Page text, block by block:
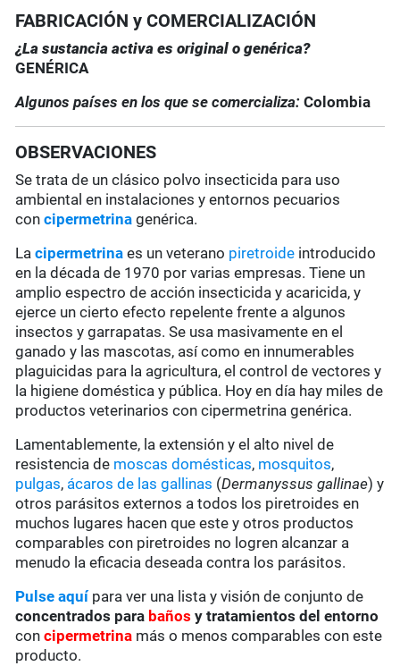
FABRICACIÓN y COMERCIALIZACIÓN
¿La sustancia activa es original o genérica?
GENÉRICA
Algunos países en los que se comercializa:Colombia
OBSERVACIONES
Se trata de un clásico polvo insecticida para uso
ambiental en instalaciones y entornos pecuarios
concipermetrina genérica.
Lacipermetrina es un veterano piretroide introducido
en la década de 1970 por varias empresas. Tiene un
amplio espectro de acción insecticida y acaricida, y
ejerce un cierto efecto repelente frente a algunos
insectos y garrapatas. Se usa masivamente en el
ganado y las mascotas, así como en innumerables
plaguicidas para la agricultura, el control de vectores y
la higiene doméstica y pública. Hoy en día hay miles de
productos veterinarios con cipermetrina genérica.
Lamentablemente, la extensión y el alto nivel de
resistencia de moscas domésticas, mosquitos,
pulgas, ácaros de las gallinas (Dermanyssus gallinae) y
otros parásitos externos a todos los piretroides en
muchos lugares hacen que este y otros productos
comparables con piretroides no logren alcanzar a
menudo la eficacia deseada contra los parásitos.
Pulse aquí para ver una lista y visión de conjunto de
concentrados para baños y tratamientos del entorno
concipermetrina más o menos comparables con este
producto.